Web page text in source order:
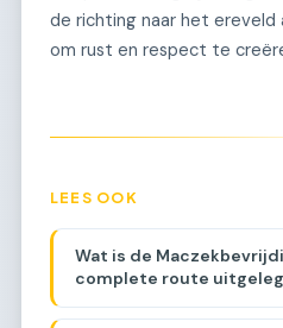
de richting naar het ereveld
om rust en respect te
LEES OOK
Wat is de
complete route